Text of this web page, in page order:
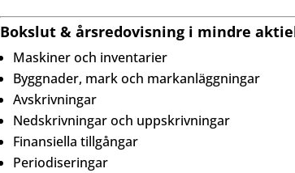
Bokslut & årsredovisning i mindre
Maskiner och inventarier
Byggnader, mark och markanläggningar
Avskrivningar
Nedskrivningar och uppskrivningar
Finansiella tillgångar
Periodiseringar